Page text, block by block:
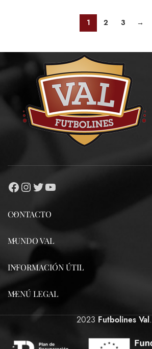
1 2 3 →
CONTACTO
MUNDO VAL
INFORMACIÓN ÚTIL
MENÚ LEGAL
2023 Futbolines Val.